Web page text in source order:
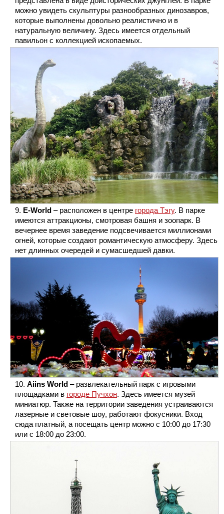
можно увидеть скульптуры разнообразных динозавров,
которые выполнены довольно реалистично и в
натуральную величину. Здесь имеется отдельный
павильон с коллекцией ископаемых.
E-World – расположен в центре города Тэгу. В парке
имеются аттракционы, смотровая башня и зоопарк. В
вечернее время заведение подсвечивается миллионами
огней, которые создают романтическую атмосферу. Здесь
нет длинных очередей и сумасшедшей давки.
Aiins World – развлекательный парк с игровыми
площадками в городе Пучхон. Здесь имеется музей
миниатюр. Также на территории заведения устраиваются
лазерные и световые шоу, работают фокусники. Вход
сюда платный, а посещать центр можно с 10:00 до 17:30
или с 18:00 до 23:00.